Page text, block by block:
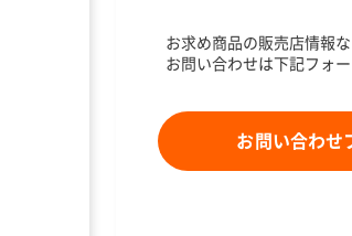
お求め商品の販売店情報
お問い合わせは下記フォ
お問い合わせ